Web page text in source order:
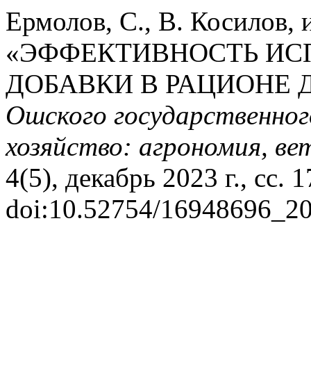
Ермолов, С., В. Косилов,
«ЭФФЕКТИВНОСТЬ
ДОБАВКИ В РАЦИОНЕ
Ошского
хозяйство: агрономия,
4(5), декабрь 2023 г., сс.
doi:10.52754/